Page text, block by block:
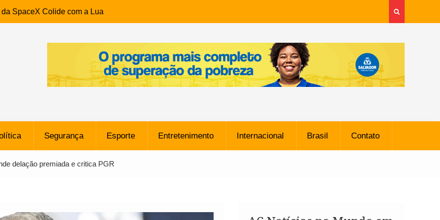
SpaceX Colide com a Lua
Metros, Afirma a Nasa
Cabo Daciolo Tem
em Frente a
da Mata Escura, em
B: Lateral revelado pelo
ligada a ‘Zói de Gato’, do
Segurança Esporte Entretenimento Internacional Brasil Contato
delação premiada e critica PGR